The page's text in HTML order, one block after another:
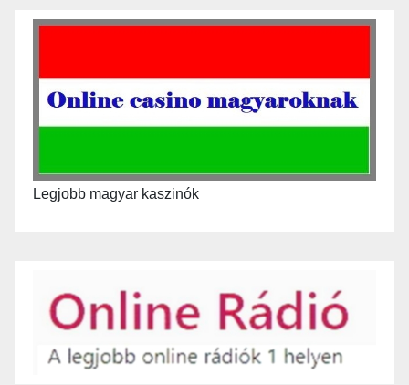
Legjobb magyar kaszinók